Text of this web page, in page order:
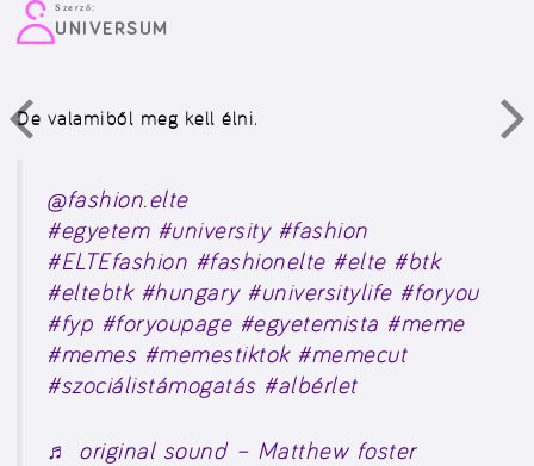
Szerző:
UNIVERSUM
De valamiből meg kell élni.
@fashion.elte
#egyetem #university #fashion
#ELTEfashion #fashionelte #elte #btk
#eltebtk #hungary #universitylife #foryou
#fyp #foryoupage #egyetemista #meme
#memes #memestiktok #memecut
#szociálistámogatás #albérlet
♬ original sound – Matthew foster